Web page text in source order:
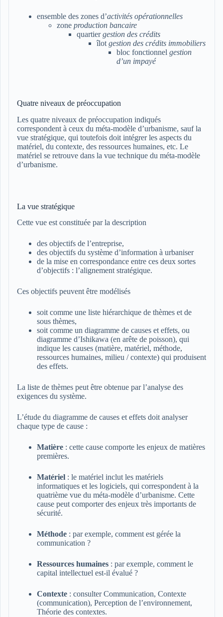
ensemble des zones d’activités opérationnelles
zone production bancaire
quartiergestion des crédits
îlot gestion des crédits immobiliers
bloc fonctionnel gestion
d’un impayé
Quatre niveaux de préoccupation
Les quatre niveaux de préoccupation indiqués
correspondent à ceux du méta-modèle d’urbanisme, sauf la
vue stratégique, qui toutefois doit intégrer les aspects du
matériel, du contexte, des ressources humaines, etc. Le
matériel se retrouve dans la vue technique du méta-modèle
d’urbanisme.
La vue stratégique
Cette vue est constituée par la description
des objectifs de l’entreprise,
des objectifs du système d’information à urbaniser
de la mise en correspondance entre ces deux sortes
d’objectifs : l’alignement stratégique.
Ces objectifs peuvent être modélisés
soit comme une liste hiérarchique de thèmes et de
sous thèmes,
soit comme un diagramme de causes et effets, ou
diagramme d’Ishikawa (en arête de poisson), qui
indique les causes (matière, matériel, méthode,
ressources humaines, milieu / contexte) qui produisent
des effets.
La liste de thèmes peut être obtenue par l’analyse des
exigences du système.
L’étude du diagramme de causes et effets doit analyser
chaque type de cause :
Matière : cette cause comporte les enjeux de matières
premières.
Matériel : le matériel inclut les matériels
informatiques et les logiciels, qui correspondent à la
quatrième vue du méta-modèle d’urbanisme. Cette
cause peut comporter des enjeux très importants de
sécurité.
Méthode : par exemple, comment est gérée la
communication ?
Ressources humaines : par exemple, comment le
capital intellectuel est-il évalué ?
Contexte : consulter Communication, Contexte
(communication), Perception de l’environnement,
Théorie des contextes.